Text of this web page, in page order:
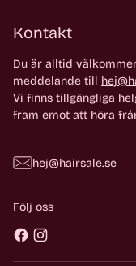
Kontakt
Du är alltid
meddelande till
Vi finns tillgängliga
fram emot att höra
hej@hairsale.se
Följ oss